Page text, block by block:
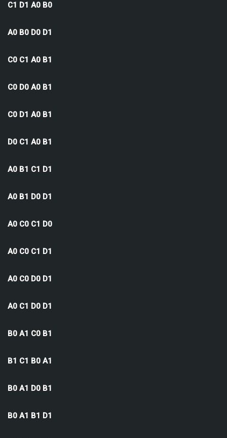
C1 D1 A0 B0
A0 B0 D0 D1
C0 C1 A0 B1
C0 D0 A0 B1
C0 D1 A0 B1
D0 C1 A0 B1
A0 B1 C1 D1
A0 B1 D0 D1
A0 C0 C1 D0
A0 C0 C1 D1
A0 C0 D0 D1
A0 C1 D0 D1
B0 A1 C0 B1
B1 C1 B0 A1
B0 A1 D0 B1
B0 A1 B1 D1